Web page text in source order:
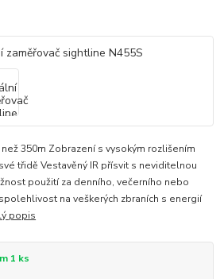
350m Zobrazení s vysokým rozlišením
třidě Vestavěný IR přísvit s neviditelnou
použití za denního, večerního nebo
na veškerých zbraních s energií
popis
1 ks